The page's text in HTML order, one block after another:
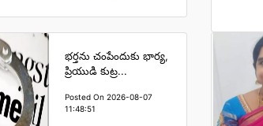
భర్తను చంపేందుకు భార్య,
ప్రియుడి కుట్ర...
Posted On 2026-08-07
11:48:51